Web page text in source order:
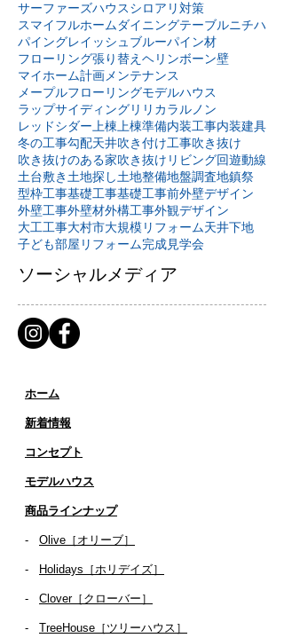
サーファーズハウスシロアリ対策
スマイフルホームダイニングテーブルニチハ
パイングレイッシュブルーパイン材
フローリング張り替え ヘリンボーン壁
マイホーム計画 メンテナンス
メープルフローリングモデルハウス
ラップサイディングリリカラ ルノン
レッドシダー 上棟 上棟準備内装工事内装建具
冬の工事勾配天井吹き付け工事吹き抜け
吹き抜けのある家吹き抜けリビング回遊動線
土台敷き 土地探し土地整備地盤調査地鎮祭
型枠工事基礎工事基礎工事前外壁デザイン
外壁工事外壁材外構工事外観デザイン
大工工事大村市大規模リフォーム天井下地
子ども部屋リフォーム完成見学会
ソーシャルメディア
ホーム
新着情報
コンセプト
​​モデルハウス
商品ラインナップ
- Olive［オリーブ］
- Holidays［ホリデイズ］
- ​ Clover［クローバー］
- TreeHouse［ツリーハウス］